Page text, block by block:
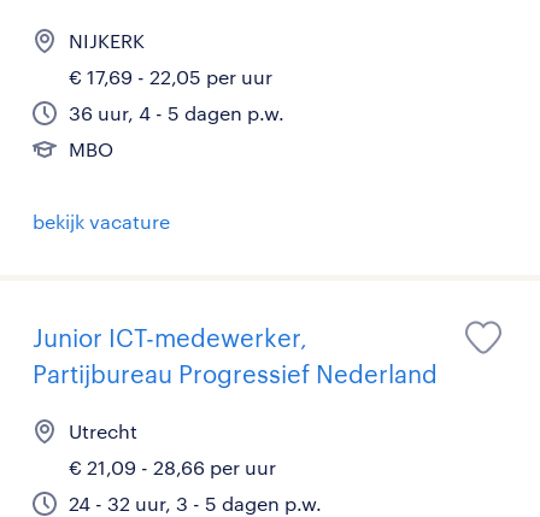
NIJKERK
€ 17,69 - 22,05 per uur
36 uur, 4 - 5 dagen p.w.
MBO
bekijk vacature
Junior ICT-medewerker,
Partijbureau Progressief Nederland
Utrecht
€ 21,09 - 28,66 per uur
24 - 32 uur, 3 - 5 dagen p.w.